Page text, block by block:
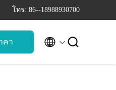
โทร: 86--18988930700
คา  